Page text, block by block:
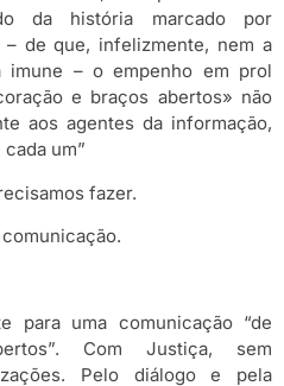
da história marcado por
de que, infelizmente, nem a
imune – o empenho em prol
e braços abertos» não
aos agentes da informação,
um”
fazer.
para uma comunicação “de
Com Justiça, sem
Pelo diálogo e pela